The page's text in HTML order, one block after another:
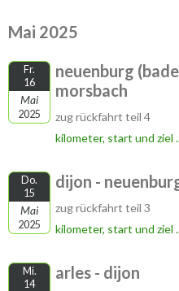
Mai 2025
Fr.
16
Mai
2025
neuenburg
morsbach
zug rückfahrt teil 4
kilometer, start und ziel
Do.
15
Mai
2025
dijon -
zug rückfahrt teil 3
kilometer, start und ziel
Mi.
14
arles - dijon